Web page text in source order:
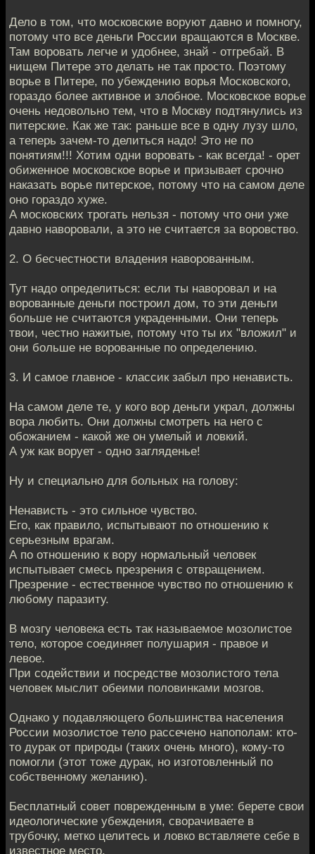
Дело в том, что московские воруют давно и помногу,
потому что все деньги России вращаются в Москве.
Там воровать легче и удобнее, знай - отгребай. В
нищем Питере это делать не так просто. Поэтому
ворье в Питере, по убеждению ворья Московского,
гораздо более активное и злобное. Московское ворье
очень недовольно тем, что в Москву подтянулись из
питерские. Как же так: раньше все в одну лузу шло,
а теперь зачем-то делиться надо! Это не по
понятиям!!! Хотим одни воровать - как всегда! - орет
обиженное московское ворье и призывает срочно
наказать ворье питерское, потому что на самом деле
оно гораздо хуже.
А московских трогать нельзя - потому что они уже
давно наворовали, а это не считается за воровство.
2. О бесчестности владения наворованным.
Тут надо определиться: если ты наворовал и на
ворованные деньги построил дом, то эти деньги
больше не считаются украденными. Они теперь
твои, честно нажитые, потому что ты их "вложил" и
они больше не ворованные по определению.
3. И самое главное - классик забыл про ненависть.
На самом деле те, у кого вор деньги украл, должны
вора любить. Они должны смотреть на него с
обожанием - какой же он умелый и ловкий.
А уж как ворует - одно загляденье!
Ну и специально для больных на голову:
Ненависть - это сильное чувство.
Его, как правило, испытывают по отношению к
серьезным врагам.
А по отношению к вору нормальный человек
испытывает смесь презрения с отвращением.
Презрение - естественное чувство по отношению к
любому паразиту.
В мозгу человека есть так называемое мозолистое
тело, которое соединяет полушария - правое и
левое.
При содействии и посредстве мозолистого тела
человек мыслит обеими половинками мозгов.
Однако у подавляющего большинства населения
России мозолистое тело рассечено напополам: кто-
то дурак от природы (таких очень много), кому-то
помогли (этот тоже дурак, но изготовленный по
собственному желанию).
Бесплатный совет поврежденным в уме: берете свои
идеологические убеждения, сворачиваете в
трубочку, метко целитесь и ловко вставляете себе в
известное место.